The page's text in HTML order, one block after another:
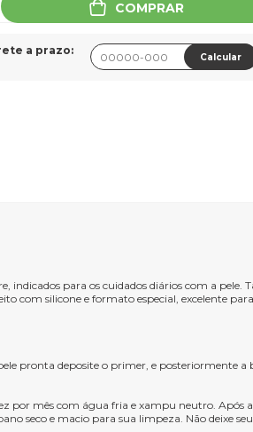
COMPRAR
a prazo: Calcular
para os cuidados diários com a
com silicone e formato especial, excelente
pronta deposite o primer, e posteriormente
por mês com água fria e xampu neutro.
seco e macio para sua limpeza. Não deixe